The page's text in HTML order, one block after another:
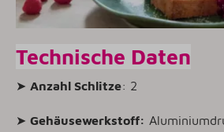
Technische Daten
➤ Anzahl Schlitze: 2
➤ Gehäusewerkstoff: